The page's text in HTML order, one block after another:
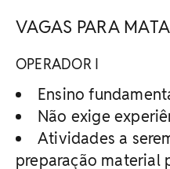
VAGAS PARA
OPERADOR I
Ensino
Não exige
Atividades a
preparação material